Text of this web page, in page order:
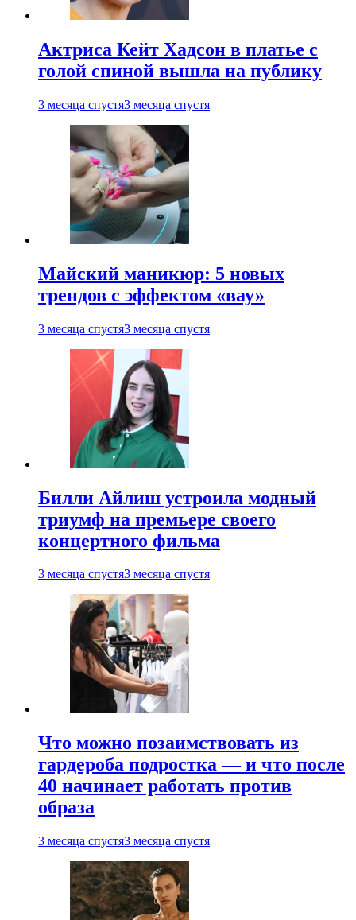
Актриса Кейт Хадсон в платье с
голой спиной вышла на публику
3 месяца спустя3 месяца спустя
Майский маникюр: 5 новых
трендов с эффектом «вау»
3 месяца спустя3 месяца спустя
Билли Айлиш устроила модный
триумф на премьере своего
концертного фильма
3 месяца спустя3 месяца спустя
Что можно позаимствовать из
гардероба подростка — и что после
40 начинает работать против
образа
3 месяца спустя3 месяца спустя